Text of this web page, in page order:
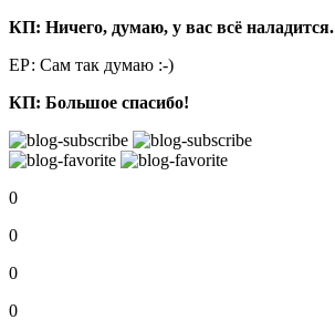
КП: Ничего, думаю, у вас всё наладится.
ЕР: Сам так думаю :-)
КП: Большое спасибо!
0
0
0
0